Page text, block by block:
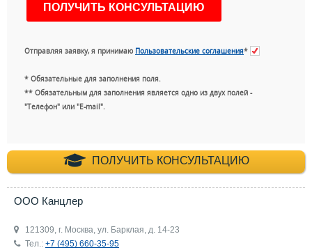
Отправляя заявку, я принимаю Пользовательские соглашения*
* Обязательные для заполнения поля.
** Обязательным для заполнения является одно из двух полей -
"Телефон" или "E-mail".
ПОЛУЧИТЬ КОНСУЛЬТАЦИЮ
+7 (495) 660-35-
ООО Канцлер
121309, г. Москва, ул. Барклая, д. 14-23
Тел.: +7 (495) 660-35-95